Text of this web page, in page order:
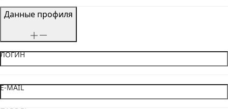
Данные профиля
ЛОГИН
E-MAIL